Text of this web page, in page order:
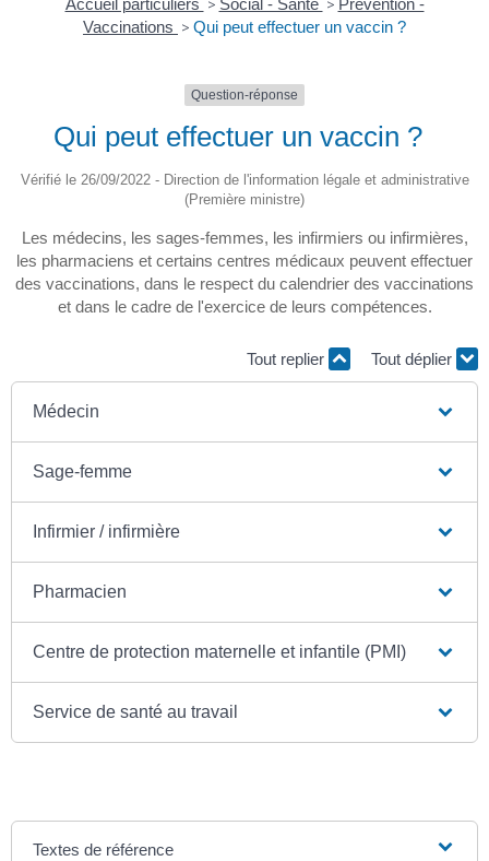
Accueil particuliers > Social - Santé > Prévention -
Vaccinations > Qui peut effectuer un vaccin ?
Question-réponse
Qui peut effectuer un vaccin ?
Vérifié le 26/09/2022 - Direction de l'information légale et administrative
(Première ministre)
Les médecins, les sages-femmes, les infirmiers ou infirmières,
les pharmaciens et certains centres médicaux peuvent effectuer
des vaccinations, dans le respect du calendrier des vaccinations
et dans le cadre de l'exercice de leurs compétences.
Tout replier Tout déplier
Médecin
Sage-femme
Infirmier / infirmière
Pharmacien
Centre de protection maternelle et infantile (PMI)
Service de santé au travail
Textes de référence